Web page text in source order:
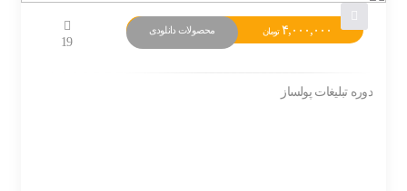
۴,۰۰۰,۰۰۰ تومان محصولات دانلودی
19
دوره تبلیغات پولساز